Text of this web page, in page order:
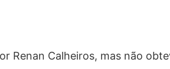
Renan Calheiros, mas não